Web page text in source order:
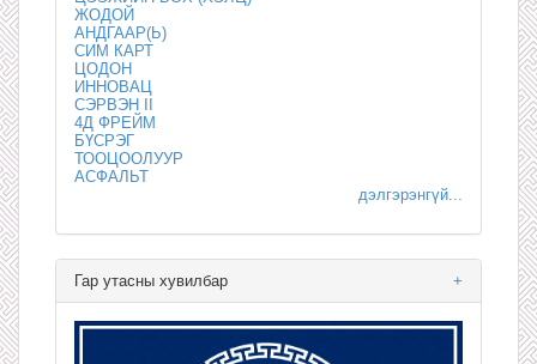
ЖОДОЙ
АНДГААР(Ь)
СИМ КАРТ
ЦОДОН
ИННОВАЦ
СЭРВЭН II
4Д ФРЕЙМ
БҮСРЭГ
ТООЦООЛУУР
АСФАЛЬТ
дэлгэрэнгүй...
+
Гар утасны хувилбар